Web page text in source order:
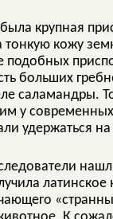
крупная
кожу
подобных
больших
у
удержаться
латинское